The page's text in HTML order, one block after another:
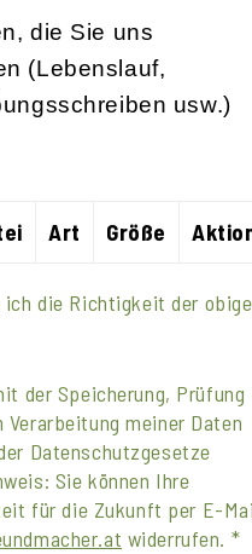
die Sie uns
(Lebenslauf,
usw.)
Art Größe
die Richtigkeit der
der Speicherung, Prüfung
meiner Daten
Datenschutzgesetze
Sie können Ihre
für die Zukunft per E-
widerrufen. *